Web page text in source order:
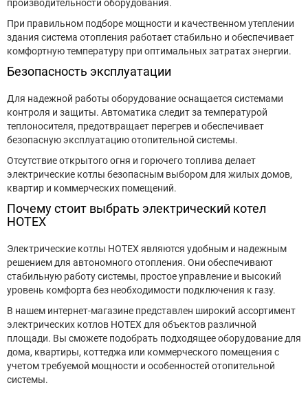
производительности оборудования.
При правильном подборе мощности и качественном утеплении
здания система отопления работает стабильно и обеспечивает
комфортную температуру при оптимальных затратах энергии.
Безопасность эксплуатации
Для надежной работы оборудование оснащается системами
контроля и защиты. Автоматика следит за температурой
теплоносителя, предотвращает перегрев и обеспечивает
безопасную эксплуатацию отопительной системы.
Отсутствие открытого огня и горючего топлива делает
электрические котлы безопасным выбором для жилых домов,
квартир и коммерческих помещений.
Почему стоит выбрать электрический котел
HOTEX
Электрические котлы HOTEX являются удобным и надежным
решением для автономного отопления. Они обеспечивают
стабильную работу системы, простое управление и высокий
уровень комфорта без необходимости подключения к газу.
В нашем интернет-магазине представлен широкий ассортимент
электрических котлов HOTEX для объектов различной
площади. Вы сможете подобрать подходящее оборудование для
дома, квартиры, коттеджа или коммерческого помещения с
учетом требуемой мощности и особенностей отопительной
системы.